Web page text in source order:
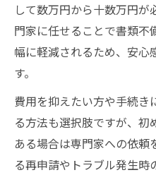
して数万円から十数万円が
門家に任せることで書類不
幅に軽減されるため、安心
す。
費用を抑えたい方や手続き
る方法も選択肢ですが、
ある場合は専門家への依頼
る再申請やトラブル発生時